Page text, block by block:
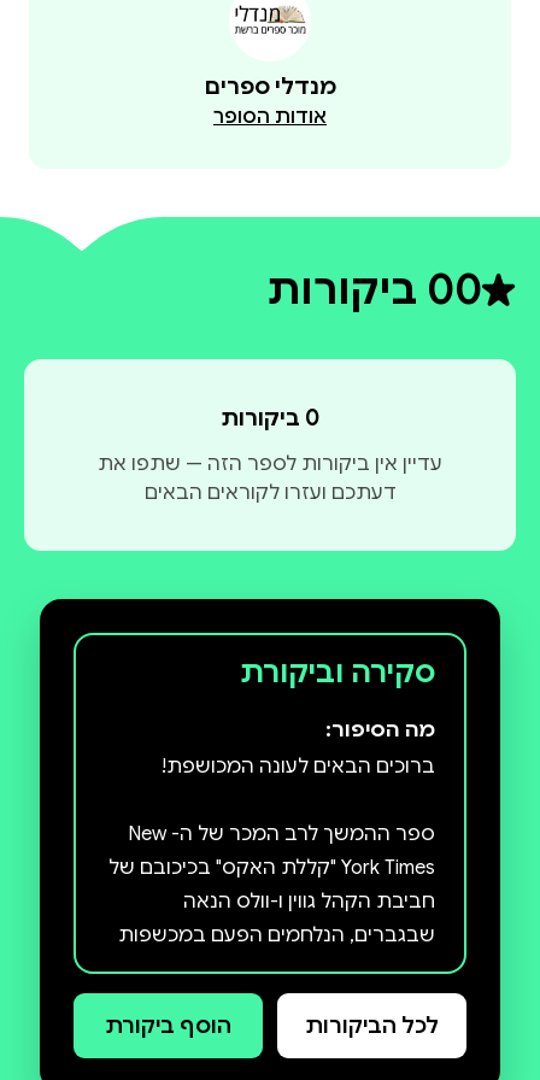
וכוחותיה של גווין מתחילים להיחלש, היא ו-וולס חייבים
וכיצד להשיב לגווין את כוחותיה לפני שיהיה מאוחר מדי.
מנדלי ספרים
אודות הסופר
0דירוג ממוצע 0 מתוך 5
0 ביקורות
0 ביקורות
עדיין אין ביקורות לספר הזה — שתפו את
דעתכם ועזרו לקוראים הבאים
סקירה וביקורת
מה הסיפור:
ספר ההמשך לרב המכר של ה- New
York Times "קללת האקס" בכיכובם של
חביבת הקהל גווין ו-וולס הנאה
שבגברים, הנלחמים הפעם במכשפות
מסוג חדש ובכימיה המכושפת
לכל הביקורות הוסף ביקורת